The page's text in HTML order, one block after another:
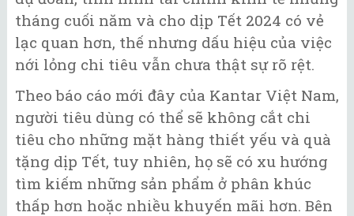
tháng cuối năm và cho dịp Tết 2024 có vẻ
lạc quan hơn, thế nhưng dấu hiệu của việc
nới lỏng chi tiêu vẫn chưa thật sự rõ rệt.
Theo báo cáo mới đây của Kantar Việt Nam,
người tiêu dùng có thể sẽ không cắt chi
tiêu cho những mặt hàng thiết yếu và quà
tặng dịp Tết, tuy nhiên, họ sẽ có xu hướng
tìm kiếm những sản phẩm ở phân khúc
thấp hơn hoặc nhiều khuyến mãi hơn. Bên